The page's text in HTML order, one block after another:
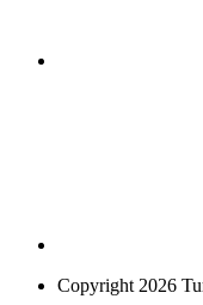
Copyright 2026